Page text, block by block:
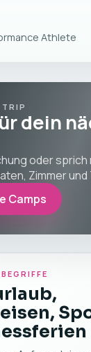
Athlete
TRIP
dein
oder sprich
Zimmer
Camps